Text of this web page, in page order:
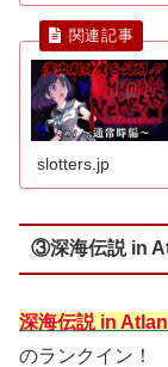
slotters.jp
③深海伝説 in
深海伝説 in
のランクイン！